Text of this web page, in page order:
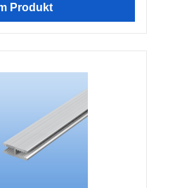
Produkt